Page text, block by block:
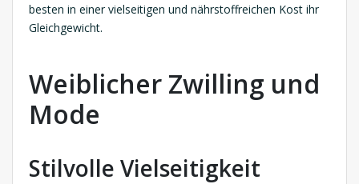
besten in einer vielseitigen und nährstoffreichen Kost ihr
Gleichgewicht.
Weiblicher Zwilling und
Mode
Stilvolle Vielseitigkeit